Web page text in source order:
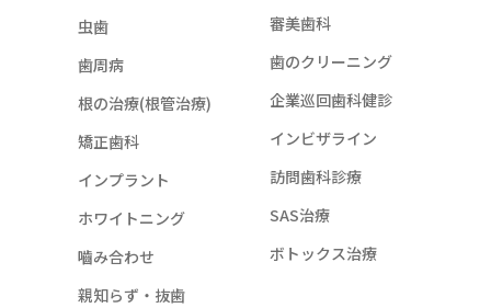
虫歯
歯周病
根の治療(根管治療)
矯正歯科
インプラント
ホワイトニング
嚙み合わせ
親知らず・抜歯
審美歯科
歯のクリーニング
企業巡回歯科健診
インビザライン
訪問歯科診療
SAS治療
ボトックス治療